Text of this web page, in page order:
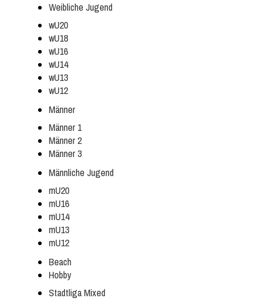
Weibliche Jugend
wU20
wU18
wU16
wU14
wU13
wU12
Männer
Männer 1
Männer 2
Männer 3
Männliche Jugend
mU20
mU16
mU14
mU13
mU12
Beach
Hobby
Stadtliga Mixed